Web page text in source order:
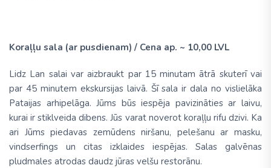
Koraļļu sala (ar pusdienam) / Cena ap. ~ 10,00 LVL
Lidz Lan salai var aizbraukt par 15 minutam ātrā skuterī vai
par 45 minutem ekskursijas laivā. Šī sala ir dala no vislielāka
Pataijas arhipelāga. Jūms būs iespēja pavizināties ar laivu,
kurai ir stiklveida dibens. Jūs varat noverot koraļļu rifu dzivi. Ka
ari Jūms piedavas zemūdens niršanu, pelešanu ar masku,
vindserfings un citas izklaides iespējas. Salas galvēnas
pludmales atrodas daudz jūras velšu restorānu.